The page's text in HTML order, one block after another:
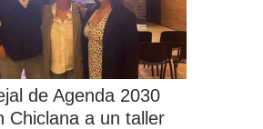
de Agenda 2030
Chiclana a un taller